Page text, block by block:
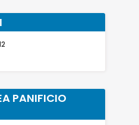
PANIFICIO